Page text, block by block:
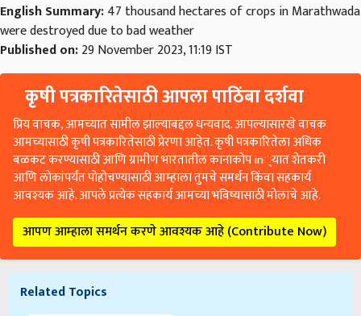
English Summary:47 thousand hectares of crops in Marathwada
were destroyed due to bad weather
Published on:29 November 2023, 11:19 IST
कृषी पत्रकारितेसाठी आपला पाठिंबा दर्शवा
प्रिय वाचक, आमच्यात सामील झाल्याबद्दल धन्यवाद. आपल्यासारखे वाचक
आमच्यासाठी कृषी पत्रकारितेसाठी प्रेरणा आहेत. कृषी पत्रकारितेला अधिक
बळकट करण्यासाठी आणि ग्रामीण भारतातील कानाकोप in्यात शेतकरी
आणि लोकांपर्यंत पोहोचण्यासाठी आम्हाला तुमचे समर्थन किंवा सहकार्य
आवश्यक आहे. आपले प्रत्येक सहकार्य आमच्या भविष्यासाठी मोलाचे आहे.
आपण आम्हाला समर्थन करणे आवश्यक आहे (Contribute Now)
Related Topics